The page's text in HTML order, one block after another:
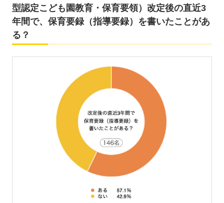
型認定こども園教育・保育要領）改定後の直近3
年間で、保育要録（指導要録）を書いたことがあ
る？